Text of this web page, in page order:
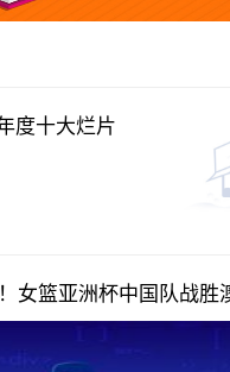
度十大烂片
女篮亚洲杯中国队战胜